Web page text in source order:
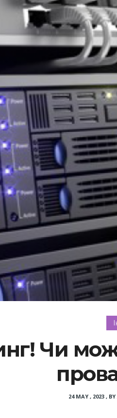
Чи
24 MAY , 2023, BY